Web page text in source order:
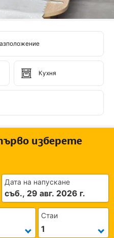
Кухня
изберете
Дата на напускане
съб., 29 авг. 2026 г.
Стаи